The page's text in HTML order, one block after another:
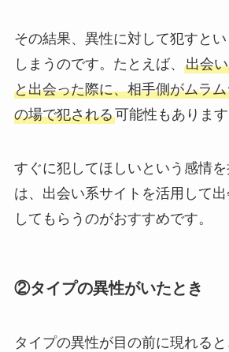
その結果、異性に対して犯すと
しまうのです。たとえば、 出会
と出会った際に、相手側がムラ
の場で犯される可能性もあります
すぐに犯してほしいという感情を
は、出会い系サイトを活用して
してもらうのがおすすめです。
②タイプの異性がいたとき
タイプの異性が目の前に現れる